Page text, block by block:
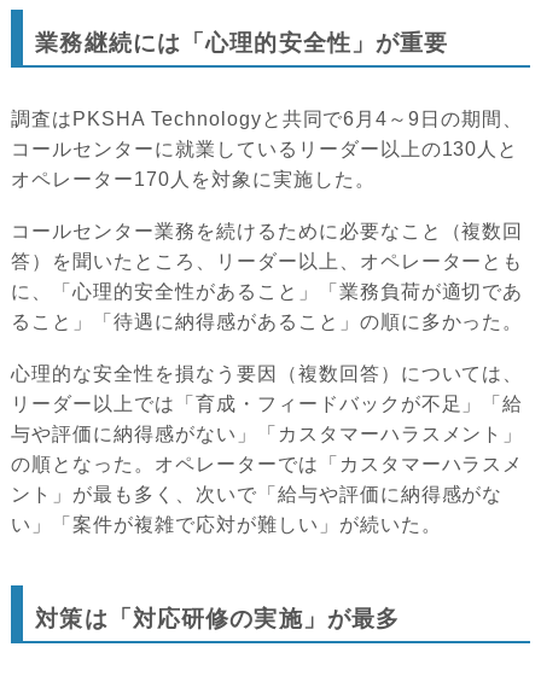
業務継続には「心理的安全性」が重要
調査はPKSHA Technologyと共同で6月4～9日の期間、
コールセンターに就業しているリーダー以上の130人と
オペレーター170人を対象に実施した。
コールセンター業務を続けるために必要なこと（複数回
答）を聞いたところ、リーダー以上、オペレーターとも
に、「心理的安全性があること」「業務負荷が適切であ
ること」「待遇に納得感があること」の順に多かった。
心理的な安全性を損なう要因（複数回答）については、
リーダー以上では「育成・フィードバックが不足」「給
与や評価に納得感がない」「カスタマーハラスメント」
の順となった。オペレーターでは「カスタマーハラスメ
ント」が最も多く、次いで「給与や評価に納得感がな
い」「案件が複雑で応対が難しい」が続いた。
対策は「対応研修の実施」が最多